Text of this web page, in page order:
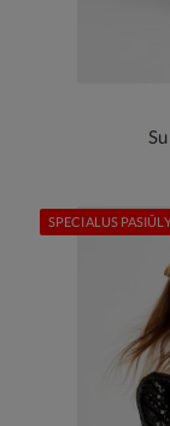
SPECIALUS